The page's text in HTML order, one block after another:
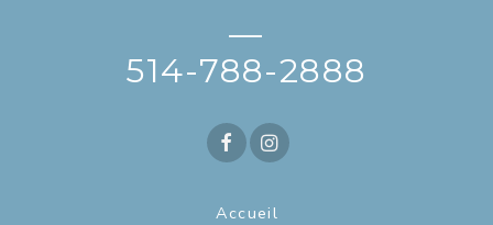
—
514-788-2888
Accueil